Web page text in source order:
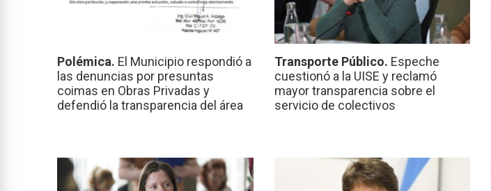
Polémica. El Municipio respondió a
las denuncias por presuntas
coimas en Obras Privadas y
defendió la transparencia del área
Transporte Público. Espeche
cuestionó a la UISE y reclamó
mayor transparencia sobre el
servicio de colectivos